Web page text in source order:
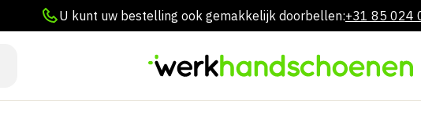
U kunt uw bestelling ook gemakkelijk doorbellen:+31 85 024